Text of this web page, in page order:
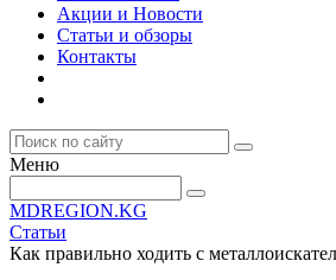
Акции и Новости
Статьи и обзоры
Контакты
Меню
MDREGION.KG
Статьи
Как правильно ходить с